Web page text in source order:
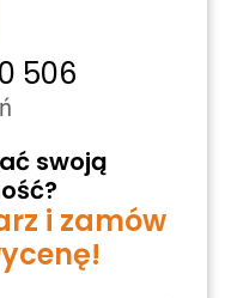
506
swoją
i zamów